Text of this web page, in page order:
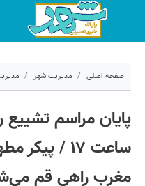
صفحه اصلی مدیریت شهر
83054
پایان مراسم تشییع
ساعت ۱۷ /
مغرب راهی قم